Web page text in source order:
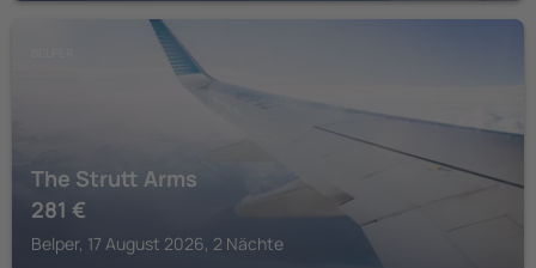
The Strutt Arms
281 €
Belper, 17 August 2026, 2 Nächte